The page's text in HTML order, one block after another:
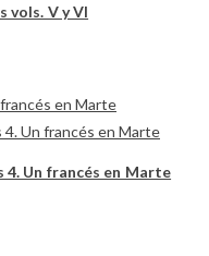
vols. V y VI
Un francés en Marte